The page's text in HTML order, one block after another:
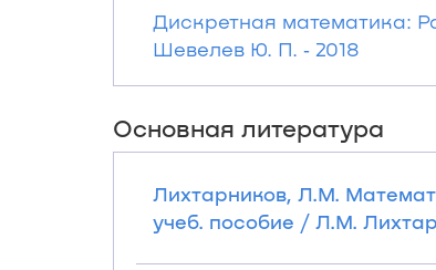
Дискретная математика:
Шевелев Ю. П. ‐ 2018
Основная литература
Лихтарников, Л.М.
учеб. пособие / Л.М.